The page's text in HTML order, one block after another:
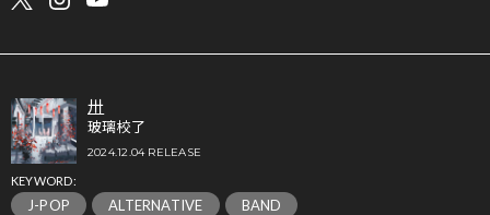
卅
玻璃校了
2024.12.04 RELEASE
KEYWORD:
J-POP ALTERNATIVE
BAND